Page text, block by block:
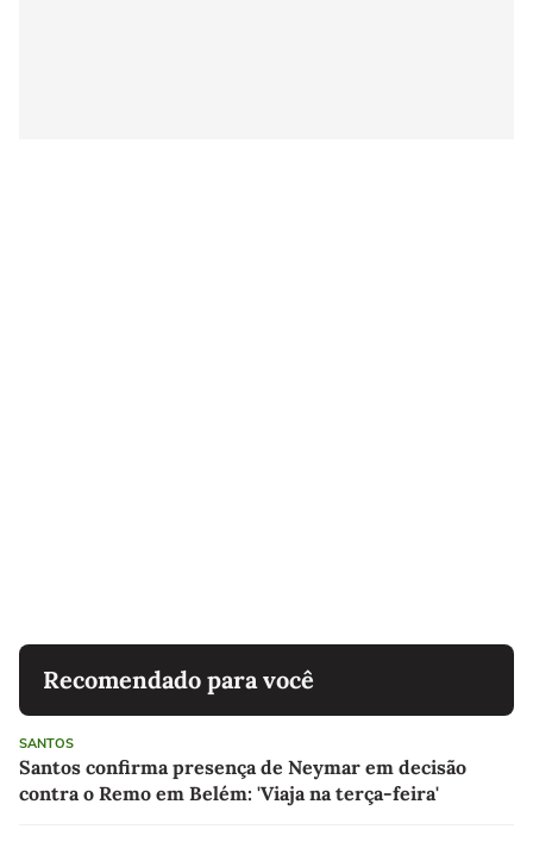
Recomendado para você
SANTOS
Santos confirma presença de Neymar em decisão
contra o Remo em Belém: 'Viaja na terça-feira'